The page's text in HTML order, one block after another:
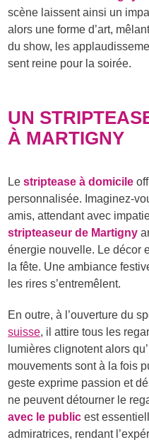
scène laissent ainsi un
alors une forme d’art,
du show, les
sent reine pour la soirée.
UN
À MARTIGNY
Lestriptease à domicile
personnalisée. Imaginez-
amis, attendant avec
stripteaseur de Martigny
énergie nouvelle. Le décor
la fête. Une ambiance
les rires s’entremêlent.
En outre, à l’ouverture du
suisse, il attire tous les
lumières clignotent alors
mouvements sont à la fois
geste exprime passion et
ne peuvent détourner le
avec le public est
admiratrices, rendant